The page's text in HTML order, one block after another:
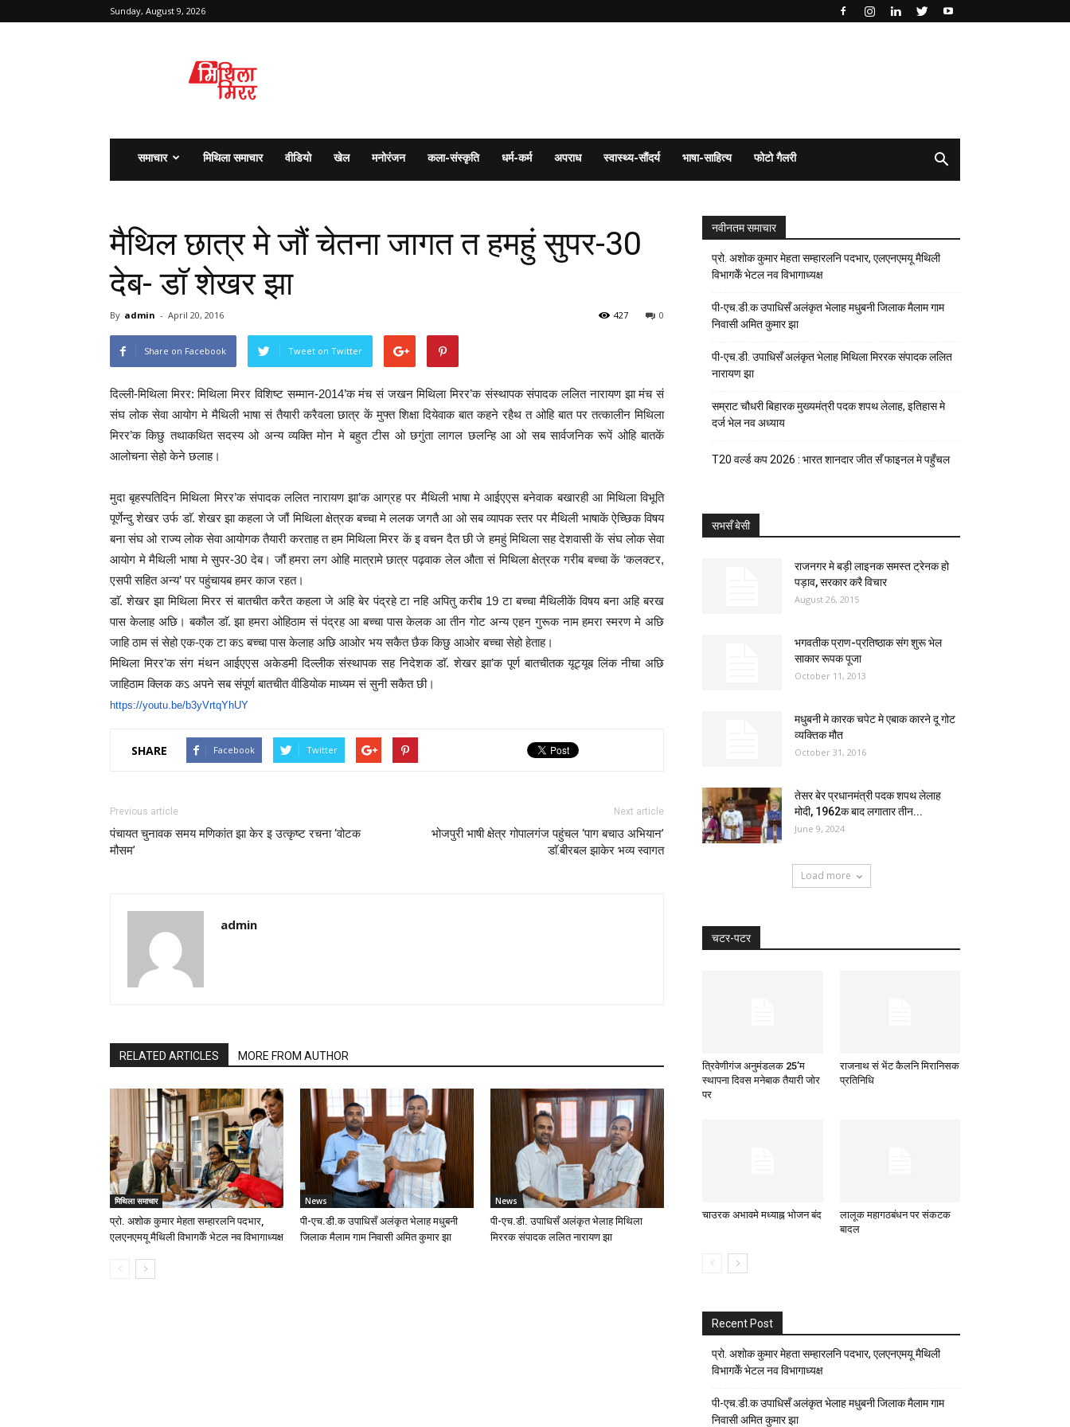
Sunday, August 9, 2026
समाचार मिथिला समाचार वीडियो खेल मनोरंजन कला-संस्कृति धर्म-कर्म अपराध स्वास्थ्य-सौंदर्य भाषा-साहित्य फोटो गैलरी
मैथिल छात्र मे जौं चेतना जागत त हमहुं सुपर-30
देब- डाॅ शेखर झा
By admin - April 20, 2016 0
427
Share on Facebook Tweet on Twitter
दिल्ली-मिथिला मिरर: मिथिला मिरर विशिष्ट सम्मान-2014’क मंच सं जखन मिथिला मिरर’क संस्थापक संपादक ललित नारायण झा मंच सं
संघ लोक सेवा आयोग मे मैथिली भाषा सं तैयारी करैवला छात्र कें मुफ्त शिक्षा दियेवाक बात कहने रहैथ त ओहि बात पर तत्कालीन मिथिला
मिरर’क किछु तथाकथित सदस्य ओ अन्य व्यक्ति मोन मे बहुत टीस ओ छगुंता लागल छलन्हि आ ओ सब सार्वजनिक रूपें ओहि बातकें
आलोचना सेहो केने छलाह।
मुदा बृहस्पतिदिन मिथिला मिरर’क संपादक ललित नारायण झा’क आग्रह पर मैथिली भाषा मे आईएएस बनेवाक बखारही आ मिथिला विभूति
पूर्णेन्दु शेखर उर्फ डाॅ. शेखर झा कहला जे जौं मिथिला क्षेत्रक बच्चा मे ललक जगतै आ ओ सब व्यापक स्तर पर मैथिली भाषाकें ऐच्छिक विषय
बना संघ ओ राज्य लोक सेवा आयोगक तैयारी करताह त हम मिथिला मिरर कें इ वचन दैत छी जे हमहुं मिथिला सह देशवासी कें संघ लोक सेवा
आयोग मे मैथिली भाषा मे सुपर-30 देब। जौं हमरा लग ओहि मात्रामे छात्र पढ़वाक लेल औता सं मिथिला क्षेत्रक गरीब बच्चा कें ‘कलक्टर,
एसपी सहित अन्य’ पर पहुंचायब हमर काज रहत।
डाॅ. शेखर झा मिथिला मिरर सं बातचीत करैत कहला जे अहि बेर पंद्रहे टा नहि अपितु करीब 19 टा बच्चा मैथिलीकें विषय बना अहि बरख
पास केलाह अछि। बकौल डाॅ. झा हमरा ओहिठाम सं पंद्रह आ बच्चा पास केलक आ तीन गोट अन्य एहन गुरूक नाम हमरा स्मरण मे अछि
जाहि ठाम सं सेहो एक-एक टा कऽ बच्चा पास केलाह अछि आओर भय सकैत छैक किछु आओर बच्चा सेहो हेताह।
मिथिला मिरर’क संग मंथन आईएएस अकेडमी दिल्लीक संस्थापक सह निदेशक डाॅ. शेखर झा’क पूर्ण बातचीतक यूट्यूब लिंक नीचा अछि
जाहिठाम क्लिक कऽ अपने सब संपूर्ण बातचीत वीडियोक माध्यम सं सुनी सकैत छी।
https://youtu.be/b3yVrtqYhUY
SHARE Facebook Twitter
Previous article
पंचायत चुनावक समय मणिकांत झा केर इ उत्कृष्ट रचना ‘वोटक
मौसम’
Next article
भोजपुरी भाषी क्षेत्र गोपालगंज पहुंचल ‘पाग बचाउ अभियान’
डाॅ.बीरबल झाकेर भव्य स्वागत
admin
RELATED ARTICLES MORE FROM AUTHOR
मिथिला समाचार
प्रो. अशोक कुमार मेहता सम्हारलनि पदभार,
एलएनएमयू मैथिली विभागकेँ भेटल नव विभागाध्यक्ष
News
पी-एच.डी.क उपाधिसँ अलंकृत भेलाह मधुबनी
जिलाक मैलाम गाम निवासी अमित कुमार झा
News
पी-एच.डी. उपाधिसँ अलंकृत भेलाह मिथिला
मिररक संपादक ललित नारायण झा
नवीनतम समाचार
प्रो. अशोक कुमार मेहता सम्हारलनि पदभार, एलएनएमयू मैथिली
विभागकेँ भेटल नव विभागाध्यक्ष
पी-एच.डी.क उपाधिसँ अलंकृत भेलाह मधुबनी जिलाक मैलाम गाम
निवासी अमित कुमार झा
पी-एच.डी. उपाधिसँ अलंकृत भेलाह मिथिला मिररक संपादक ललित
नारायण झा
सम्राट चौधरी बिहारक मुख्यमंत्री पदक शपथ लेलाह, इतिहास मे
दर्ज भेल नव अध्याय
T20 वर्ल्ड कप 2026 : भारत शानदार जीत सँ फाइनल मे पहुँचल
सभसँ बेसी
राजनगर मे बड़ी लाइनक समस्त ट्रेनक हो
पड़ाव, सरकार करै विचार
August 26, 2015
भगवतीक प्राण-प्रतिष्ठाक संग शुरू भेल
साकार रूपक पूजा
October 11, 2013
मधुबनी मे कारक चपेट मे एबाक कारने दू गोट
व्यक्तिक मौत
October 31, 2016
तेसर बेर प्रधानमंत्री पदक शपथ लेलाह
मोदी, 1962क बाद लगातार तीन...
June 9, 2024
Load more
चटर-पटर
त्रिवेणीगंज अनुमंडलक 25’म
स्थापना दिवस मनेबाक तैयारी जोर
पर
राजनाथ सं भेंट कैलनि मिरानिसक
प्रतिनिधि
चाउरक अभावमे मध्याह्न भोजन बंद
लालूक महागठबंधन पर संकटक
बादल
Recent Post
प्रो. अशोक कुमार मेहता सम्हारलनि पदभार, एलएनएमयू मैथिली
विभागकेँ भेटल नव विभागाध्यक्ष
पी-एच.डी.क उपाधिसँ अलंकृत भेलाह मधुबनी जिलाक मैलाम गाम
निवासी अमित कुमार झा